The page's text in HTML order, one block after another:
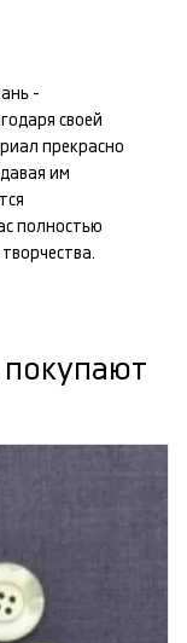
-
своей
прекрасно
им
полностью
покупают